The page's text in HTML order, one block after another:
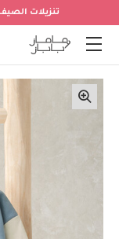
تنزيلات